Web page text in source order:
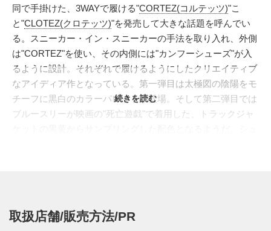
同で手掛けた、3WAYで履ける"CORTEZ(コルテッツ)"こ
と"CLOTEZ(クロテッツ)"を発売して大きな話題を呼んでい
る。スニーカー・イン・スニーカーの手法を取り入れ、外側
は"CORTEZ"を使い、その内側には"カンフーシューズ"が入
るように設計。それぞれで履けるようにしたクリエイティブ
なアイディア作となっている。第一弾目は太極図の陰陽をモ
チーフに黒白のカラーパレットが登場。そして第二弾目では
ブルースリーが映画の"死亡遊戯"で着用した、トラックジャ
海外では2023年に発売予定。価格は未定。
続きを読む
取扱店舗/販売方法/PR